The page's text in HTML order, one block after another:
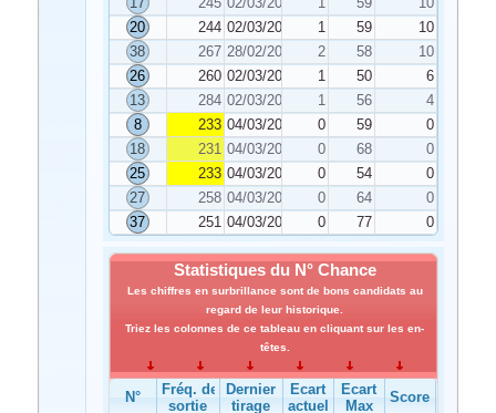
20
244 02/03/2024 1 59
10
38
267 28/02/2024 2 58
10
26
260 02/03/2024 1 50
6
13
284 02/03/2024 1 56
4
8
233 04/03/2024 0 59
0
18
231 04/03/2024 0 68
0
25
233 04/03/2024 0 54
0
27
258 04/03/2024 0 64
0
37
251 04/03/2024 0 77 0
Statistiques du N° Chance
Les chiffres en surbrillance sont de bons candidats au
regard de leur historique.
Triez les colonnes de ce tableau en cliquant sur les en-
têtes.
N°
Fréq. de
sortie
Dernier
tirage
Ecart
actuel
Ecart
Max
Score